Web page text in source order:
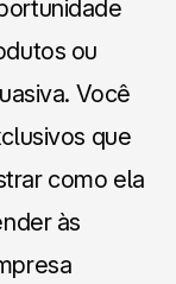
ou
Você
que
como ela
às